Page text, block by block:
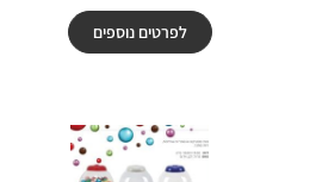
לפרטים נוספים